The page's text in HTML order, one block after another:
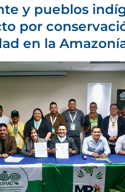
y pueblos
por
en la